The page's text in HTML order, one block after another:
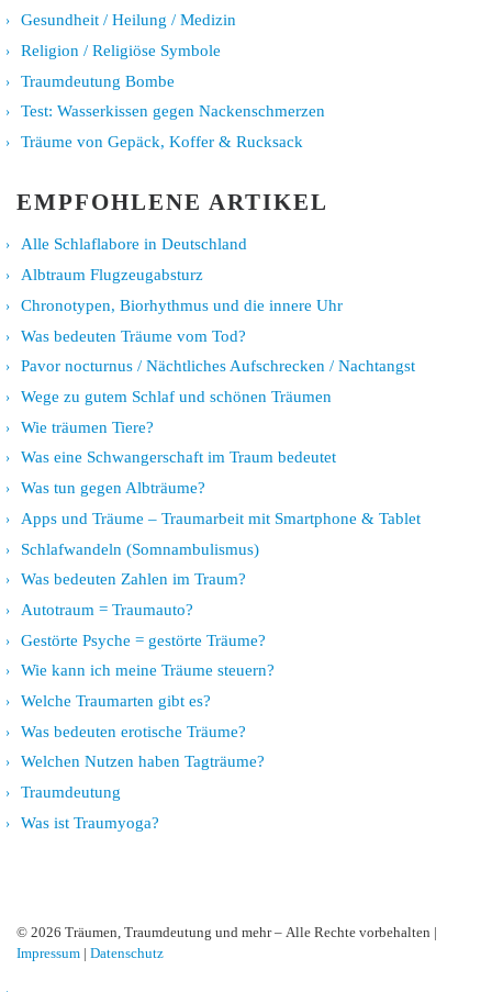
Gesundheit / Heilung / Medizin
Religion / Religiöse Symbole
Traumdeutung Bombe
Test: Wasserkissen gegen Nackenschmerzen
Träume von Gepäck, Koffer & Rucksack
EMPFOHLENE ARTIKEL
Alle Schlaflabore in Deutschland
Albtraum Flugzeugabsturz
Chronotypen, Biorhythmus und die innere Uhr
Was bedeuten Träume vom Tod?
Pavor nocturnus / Nächtliches Aufschrecken / Nachtangst
Wege zu gutem Schlaf und schönen Träumen
Wie träumen Tiere?
Was eine Schwangerschaft im Traum bedeutet
Was tun gegen Albträume?
Apps und Träume – Traumarbeit mit Smartphone & Tablet
Schlafwandeln (Somnambulismus)
Was bedeuten Zahlen im Traum?
Autotraum = Traumauto?
Gestörte Psyche = gestörte Träume?
Wie kann ich meine Träume steuern?
Welche Traumarten gibt es?
Was bedeuten erotische Träume?
Welchen Nutzen haben Tagträume?
Traumdeutung
Was ist Traumyoga?
© 2026 Träumen, Traumdeutung und mehr– Alle Rechte vorbehalten |
Impressum | Datenschutz